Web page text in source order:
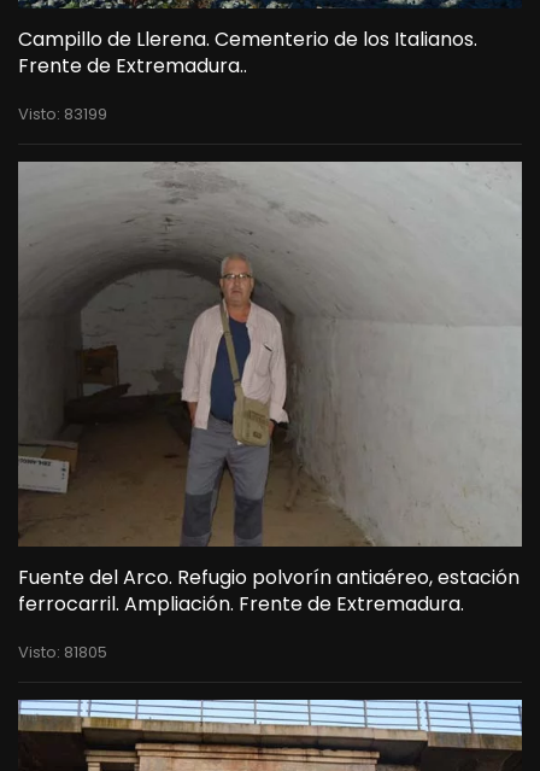
Campillo de Llerena. Cementerio de los Italianos.
Frente de Extremadura..
Visto: 83199
Fuente del Arco. Refugio polvorín antiaéreo, estación
ferrocarril. Ampliación. Frente de Extremadura.
Visto: 81805